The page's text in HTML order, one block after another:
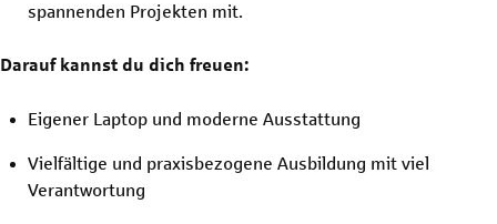
spannenden Projekten mit.
Darauf kannst du dich freuen:
Eigener Laptop und moderne Ausstattung
Vielfältige und praxisbezogene Ausbildung mit viel
Verantwortung